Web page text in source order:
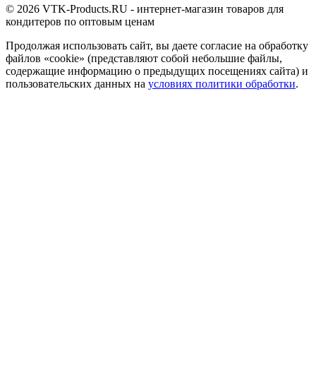
© 2026 VTK-Products.RU - интернет-магазин товаров для
кондитеров по оптовым ценам
Продолжая использовать сайт, вы даете согласие на обработку
файлов «cookie» (представляют собой небольшие файлы,
содержащие информацию о предыдущих посещениях сайта) и
пользовательских данных на условиях политики обработки.